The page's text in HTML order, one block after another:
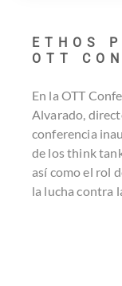
ETHOS
OTT
En la OTT
Alvarado,
conferencia
de los think
así como el rol
la lucha contra